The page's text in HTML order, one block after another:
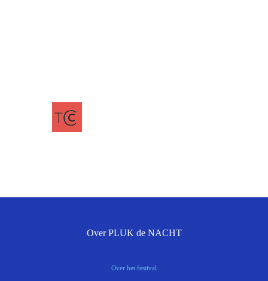
Over PLUK de NACHT
Over het festival